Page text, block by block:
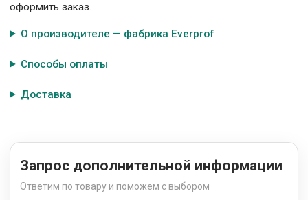
оформить заказ.
О производителе — фабрика Everprof
Способы оплаты
Доставка
Запрос дополнительной информации
Ответим по товару и поможем с выбором